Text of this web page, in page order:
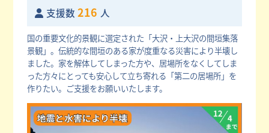
支援数 216 人
国の重要文化的景観に選定された「大沢・上大沢の間垣集落
景観」。伝統的な間垣のある家が度重なる災害により半壊し
ました。家を解体してしまった方や、居場所をなくしてしま
った方々にとっても安心して立ち寄れる「第二の居場所」を
作りたい。ご支援をお願いいたします。